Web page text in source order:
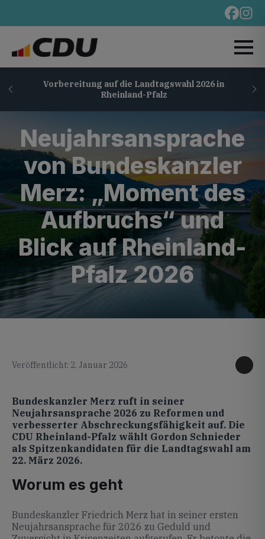
Vorbereitung auf die Landtagswahl 2026 in
Rheinland-Pfalz
Neujahrsansprache
von Bundeskanzler
Merz: „Moment des
Aufbruchs“ und
Blick auf Rheinland-
Pfalz 2026
Veröffentlicht: 2. Januar 2026
Bundeskanzler Merz ruft in seiner
Neujahrsansprache 2026 zu Reformen und
verbesserter Abschreckungsfähigkeit auf. Die
CDU Rheinland-Pfalz wählt Gordon Schnieder
als Spitzenkandidaten für die Landtagswahl am
22. März 2026.
Worum es geht
Bundeskanzler Friedrich Merz hat in seiner ersten
Neujahrsansprache für 2026 zu Geduld und